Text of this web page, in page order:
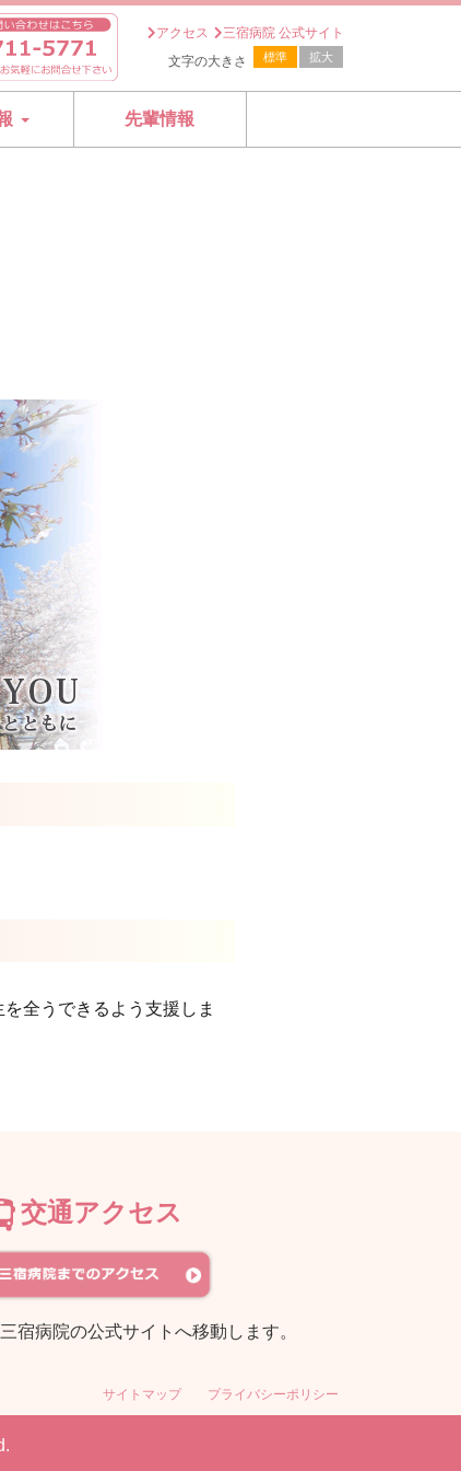
アクセス 三宿病院 公式サイト
文字の大きさ 標準 拡大
先輩情報
全うできるよう支援しま
交通アクセス
宿病院の公式サイトへ移動します。
サイトマップ プライバシーポリシー